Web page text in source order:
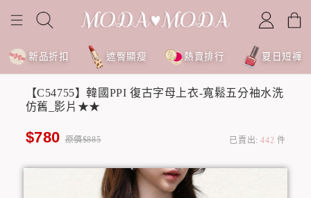
新品折扣 遮臀顯瘦 熱賣排行 夏日短褲
【C54755】韓國PPI 復古字母上衣-寬鬆五分袖水洗
仿舊_影片★★
$780 原價$885 已賣出:442 件